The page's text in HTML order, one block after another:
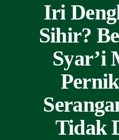
Iri
Sihir?
Syar’i
Tidak